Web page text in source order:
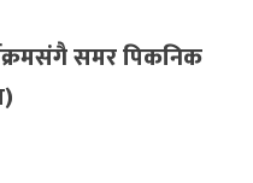
समर पिकनिक